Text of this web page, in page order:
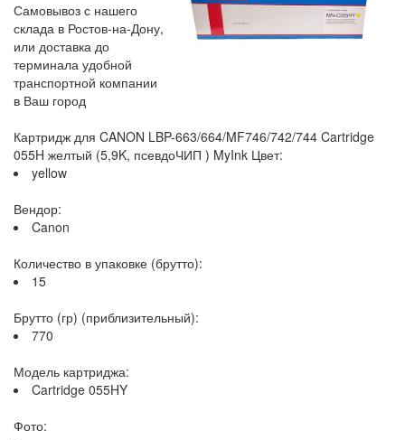
Самовывоз с нашего
склада в Ростов-на-Дону,
или доставка до
терминала удобной
транспортной компании
в Ваш город
Картридж для CANON LBP-663/664/MF746/742/744 Cartridge
055H желтый (5,9K, псевдоЧИП ) MyInk Цвет:
yellow
Вендор:
Canon
Количество в упаковке (брутто):
15
Брутто (гр) (приблизительный):
770
Модель картриджа:
Cartridge 055HY
Фото: